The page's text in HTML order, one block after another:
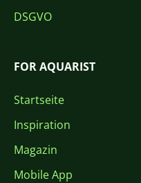
DSGVO
FOR AQUARIST
Startseite
Inspiration
Magazin
Mobile App